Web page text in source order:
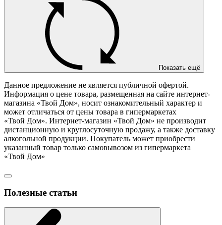
Показать ещё
Данное предложение не является публичной офертой.
Информация о цене товара, размещенная на сайте интернет-
магазина «Твой Дом», носит ознакомительный характер и
может отличаться от цены товара в гипермаркетах
«Твой Дом». Интернет-магазин «Твой Дом» не производит
дистанционную и круглосуточную продажу, а также доставку
алкогольной продукции. Покупатель может приобрести
указанный товар только самовывозом из гипермаркета
«Твой Дом»
Полезные статьи